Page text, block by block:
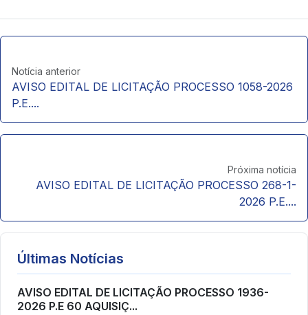
Notícia anterior
AVISO EDITAL DE LICITAÇÃO PROCESSO 1058-2026
P.E....
Próxima notícia
AVISO EDITAL DE LICITAÇÃO PROCESSO 268-1-
2026 P.E....
Últimas Notícias
AVISO EDITAL DE LICITAÇÃO PROCESSO 1936-
2026 P.E 60 AQUISIÇ...